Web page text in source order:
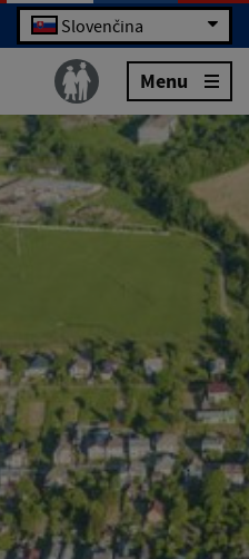
Slovenčina
Menu